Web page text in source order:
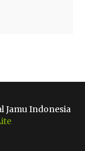
Jamu Indonesia